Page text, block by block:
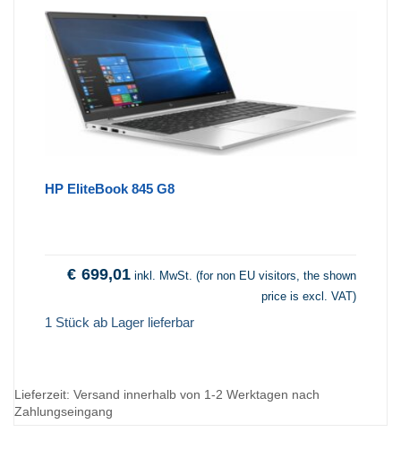
HP EliteBook 845 G8
€ 699,01 inkl. MwSt. (for non EU visitors, the shown
price is excl. VAT)
1 Stück ab Lager lieferbar
Lieferzeit: Versand innerhalb von 1-2 Werktagen nach
Zahlungseingang